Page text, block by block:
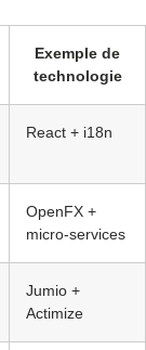
Exemple de
technologie
React + i18n
OpenFX +
micro‑services
Jumio +
Actimize